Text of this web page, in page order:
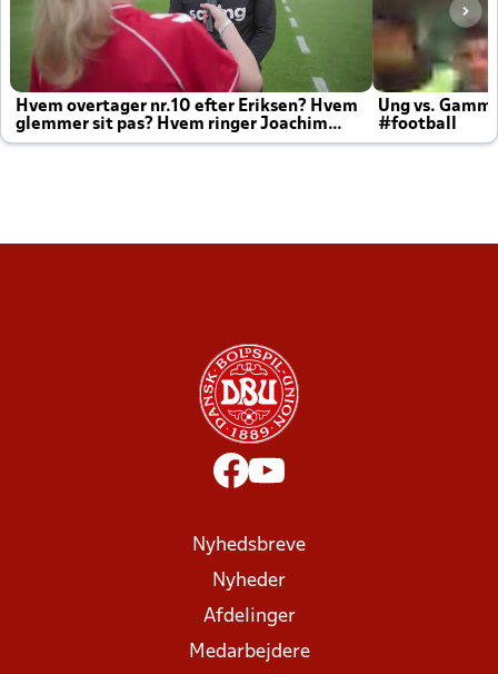
Hvem overtager nr.10 efter Eriksen? Hvem
glemmer sit pas? Hvem ringer Joachim
altid til efter kampe?
Ung vs.
#football
Nyhedsbreve
Nyheder
Afdelinger
Medarbejdere